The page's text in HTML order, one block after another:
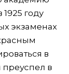
году
экзаменах
в
преуспел в